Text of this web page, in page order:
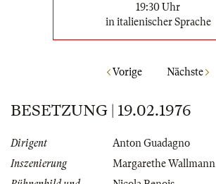
19:30 Uhr
in italienischer Sprache
Vorige Nächste
BESETZUNG | 19.02.1976
Dirigent
Anton Guadagno
Inszenierung
Margarethe Wallmann